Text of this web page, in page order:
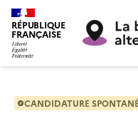
RÉPUBLIQUE
FRANÇAISE
CANDIDATURE